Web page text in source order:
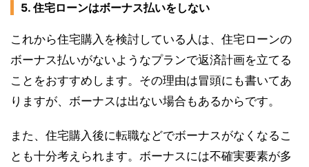
5. 住宅ローンはボーナス払いをしない
これから住宅購入を検討している人は、住宅ローンの
ボーナス払いがないようなプランで返済計画を立てる
ことをおすすめします。その理由は冒頭にも書いてあ
りますが、ボーナスは出ない場合もあるからです。
また、住宅購入後に転職などでボーナスがなくなるこ
とも十分考えられます。ボーナスには不確実要素が多